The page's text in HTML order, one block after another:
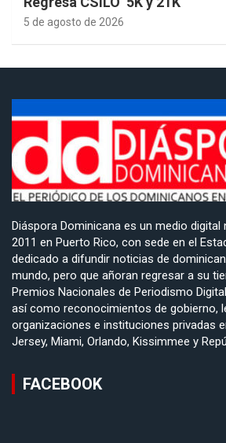
5 de agosto de 2026
Diáspora Dominicana es un medio digital
2011 en Puerto Rico, con sede en el
dedicado a difundir noticias de
mundo, pero que añoran regresar a su
Premios Nacionales de Periodismo
así como reconocimientos de gobierno,
organizaciones e instituciones privadas
Jersey, Miami, Orlando, Kissimmee y
FACEBOOK